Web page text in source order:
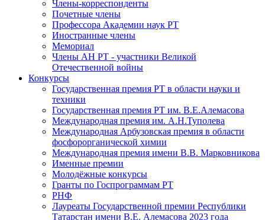
Члены-корреспонденты
Почетные члены
Профессора Академии наук РТ
Иностранные члены
Мемориал
Члены АН РТ - участники Великой
Отечественной войны
Конкурсы
Государственная премия РТ в области науки и
техники
Государственная премия РТ им. В.Е.Алемасова
Международная премия им. А.Н.Туполева
Международная Арбузовская премия в области
фосфорорганической химии
Международная премия имени В.В. Марковникова
Именные премии
Молодёжные конкурсы
Гранты по Госпрограммам РТ
РНФ
Лауреаты Государственной премии Республики
Татарстан имени В.Е. Алемасова 2023 года